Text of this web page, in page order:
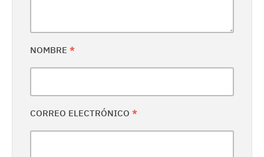
NOMBRE *
CORREO ELECTRÓNICO *